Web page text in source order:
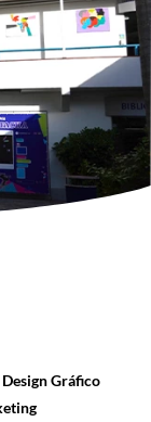
Design Gráfico